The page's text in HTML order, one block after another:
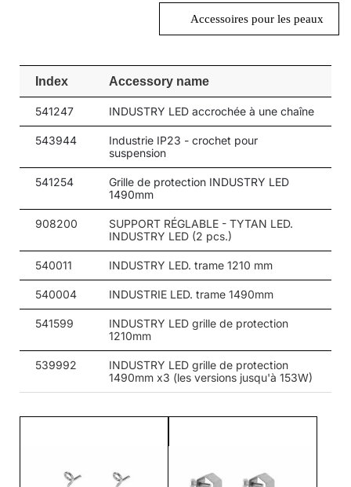
Accessoires pour les peaux
Index Accessory name
541247 INDUSTRY LED accrochée à une chaîne
543944
Industrie IP23 - crochet pour
suspension
541254
Grille de protection INDUSTRY LED
1490mm
908200
SUPPORT RÉGLABLE - TYTAN LED.
INDUSTRY LED (2 pcs.)
540011 INDUSTRY LED. trame 1210 mm
540004 INDUSTRIE LED. trame 1490mm
541599
INDUSTRY LED grille de protection
1210mm
539992
INDUSTRY LED grille de protection
1490mm x3 (les versions jusqu'à 153W)